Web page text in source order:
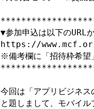
▼参加申込は以下のURL
https://
※備考欄に「招待枠希望
今回は「アプリビジネス
と題しまして、モバイ